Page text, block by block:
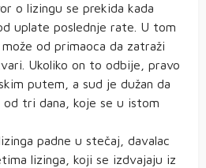
o lizingu se prekida kada
uplate poslednje rate. U tom
od primaoca da zatraži
Ukoliko on to odbije, pravo
putem, a sud je dužan da
od tri dana, koje se u istom
padne u stečaj, davalac
lizinga, koji se izdvajaju iz